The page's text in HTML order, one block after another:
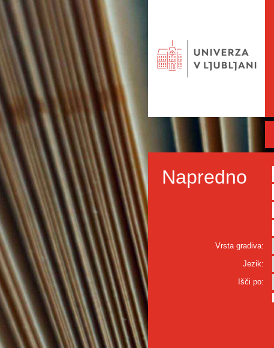
Napredno
Vrsta gradiva:
Jezik:
Išči po: